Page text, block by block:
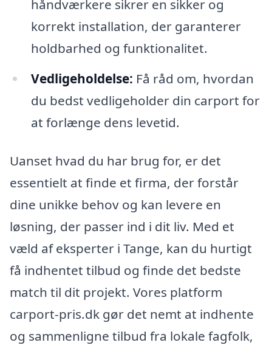
håndværkere sikrer en sikker og
korrekt installation, der garanterer
holdbarhed og funktionalitet.
Vedligeholdelse: Få råd om, hvordan
du bedst vedligeholder din carport for
at forlænge dens levetid.
Uanset hvad du har brug for, er det
essentielt at finde et firma, der forstår
dine unikke behov og kan levere en
løsning, der passer ind i dit liv. Med et
væld af eksperter i Tange, kan du hurtigt
få indhentet tilbud og finde det bedste
match til dit projekt. Vores platform
carport-pris.dk gør det nemt at indhente
og sammenligne tilbud fra lokale fagfolk,